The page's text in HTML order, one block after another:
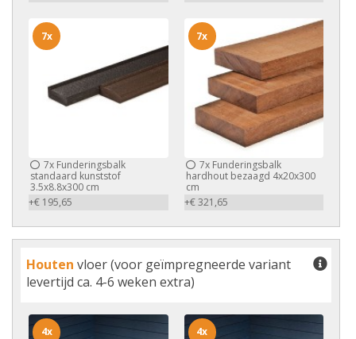
7x Funderingsbalk
standaard kunststof
3.5x8.8x300 cm
+€ 195,65
7x
7xFunderingsbalk
hardhout bezaagd 4x20x300
cm
+€ 321,65
7x
Houten vloer (voor geïmpregneerde variant
levertijd ca. 4-6 weken extra)
4x 4x